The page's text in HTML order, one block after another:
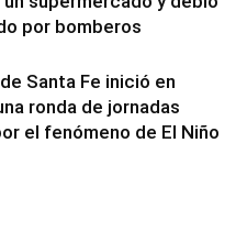
por bomberos
Santa Fe inició en
ronda de jornadas
el fenómeno de El Niño